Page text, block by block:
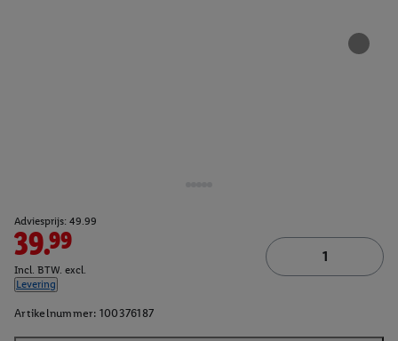
Adviesprijs: 49.99
39.99
Incl. BTW. excl.
Levering
Artikelnummer: 100376187